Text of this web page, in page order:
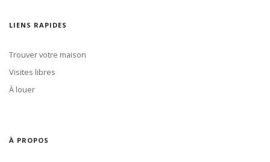
LIENS RAPIDES
Trouver votre maison
Visites libres
À louer
À PROPOS